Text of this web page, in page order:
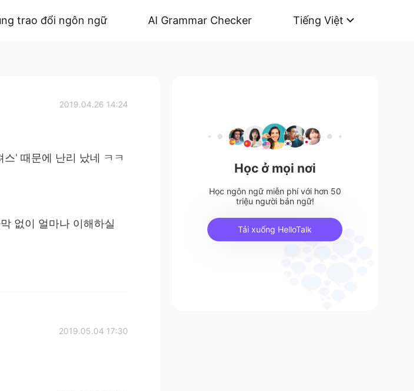
trao đổi ngôn ngữ AI Grammar Checker Tiếng Việt
2019.04.26 14:24
' 때문에 난리 났네 ㅋㅋ
없이 얼마나 이해하실
2019.05.04 17:30
Học ở mọi nơi
Học ngôn ngữ miễn phí với hơn 50
triệu người bản ngữ!
Tải xuống HelloTalk